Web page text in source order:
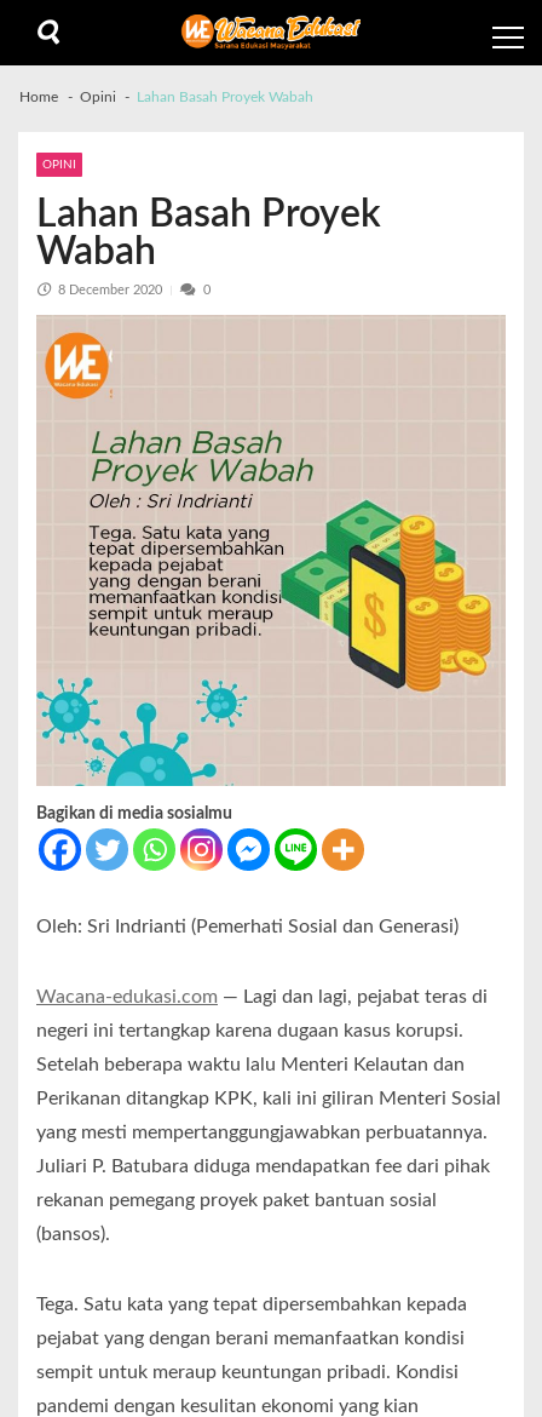
Home Opini Lahan Basah Proyek Wabah
OPINI
Lahan Basah Proyek
Wabah
8 December 2020 0
Bagikan di media sosialmu
Oleh: Sri Indrianti (Pemerhati Sosial dan Generasi)
Wacana-edukasi.com — Lagi dan lagi, pejabat teras di
negeri ini tertangkap karena dugaan kasus korupsi.
Setelah beberapa waktu lalu Menteri Kelautan dan
Perikanan ditangkap KPK, kali ini giliran Menteri Sosial
yang mesti mempertanggungjawabkan perbuatannya.
Juliari P. Batubara diduga mendapatkan fee dari pihak
rekanan pemegang proyek paket bantuan sosial
(bansos).
Tega. Satu kata yang tepat dipersembahkan kepada
pejabat yang dengan berani memanfaatkan kondisi
sempit untuk meraup keuntungan pribadi. Kondisi
pandemi dengan kesulitan ekonomi yang kian